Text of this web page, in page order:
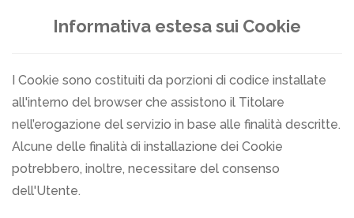
Informativa estesa sui Cookie
I Cookie sono costituiti da porzioni di codice installate
all'interno del browser che assistono il Titolare
nell’erogazione del servizio in base alle finalità descritte.
Alcune delle finalità di installazione dei Cookie
potrebbero, inoltre, necessitare del consenso
dell'Utente.